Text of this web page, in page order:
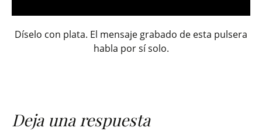
Díselo con plata. El mensaje grabado de esta pulsera
habla por sí solo.
Deja una respuesta